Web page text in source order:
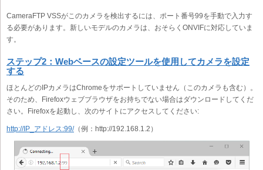
CameraFTP VSSがこのカメラを検出するには、ポート番号99を手動で入力す
る必要があります。新しいモデルのカメラは、おそらくONVIFに対応していま
す。
ステップ2：Webベースの設定ツールを使用してカメラを設定
する
ほとんどのIPカメラはChromeをサポートしていません（このカメラも含む）。
そのため、Firefoxウェブブラウザをお持ちでない場合はダウンロードしてくだ
さい。Firefoxを起動し、次のサイトにアクセスしてください:
http://IP_アドレス:99/（例：http://192.168.1.2）